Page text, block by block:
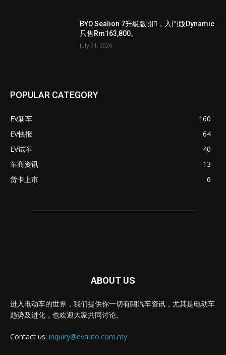
BYD Sealion 7升級版開𧷗，入門版Dynamic
只售Rm163,800。
July 31, 2026
POPULAR CATEGORY
EV新车
160
EV快报
64
EV试车
40
车商资讯
13
货卡上市
6
ABOUT US
进入电动车的世界，我们提供你一切有闗汽车资讯，尤其是电动车
趋势及进化，也欢迎大家共同讨论。
Contact us: inquiry@evauto.com.my